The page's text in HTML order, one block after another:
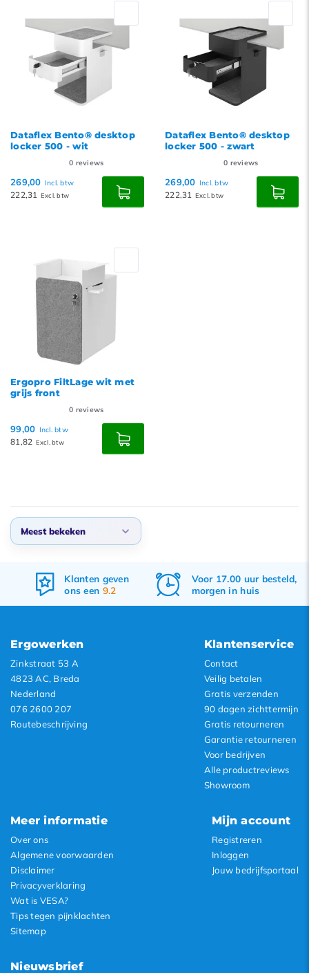
Dataflex Bento® desktop
locker 500 - wit
0 reviews
269,00 Incl. btw
222,31 Excl. btw
Dataflex Bento® desktop
locker 500 - zwart
0 reviews
269,00 Incl. btw
222,31 Excl. btw
Ergopro FiltLage wit met
grijs front
0 reviews
99,00 Incl. btw
81,82 Excl. btw
Meest bekeken
Meest bekeken
Nieuwste producten
Klanten geven
ons een 9.2
Voor 17.00 uur besteld,
morgen in huis
Ergowerken
Zinkstraat 53 A
4823 AC, Breda
Nederland
076 2600 207
Routebeschrijving
Klantenservice
Contact
Veilig betalen
Gratis verzenden
90 dagen zichttermijn
Gratis retourneren
Garantie retourneren
Voor bedrijven
Alle productreviews
Showroom
Meer informatie
Over ons
Algemene voorwaarden
Disclaimer
Privacyverklaring
Wat is VESA?
Tips tegen pijnklachten
Sitemap
Mijn account
Registreren
Inloggen
Jouw bedrijfsportaal
Nieuwsbrief